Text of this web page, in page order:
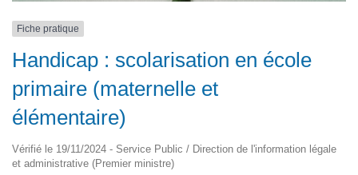
Fiche pratique
Handicap : scolarisation en école
primaire (maternelle et
élémentaire)
Vérifié le 19/11/2024 - Service Public / Direction de l'information légale
et administrative (Premier ministre)